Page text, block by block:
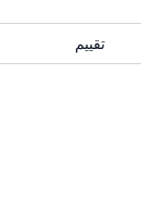
تقييم